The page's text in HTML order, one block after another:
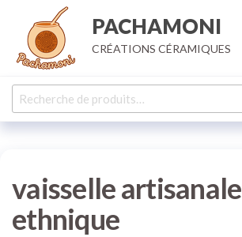
contenu
PACHAMONI
CRÉATIONS CÉRAMIQUES
Recherche
pour :
vaisselle artisanale
ethnique